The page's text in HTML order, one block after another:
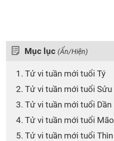
Mục lục (Ẩn/Hiện)
1. Tử vi tuần mới tuổi Tý
2. Tử vi tuần mới tuổi Sửu
3. Tử vi tuần mới tuổi Dần
4. Tử vi tuần mới tuổi Mão
5. Tử vi tuần mới tuổi Thìn